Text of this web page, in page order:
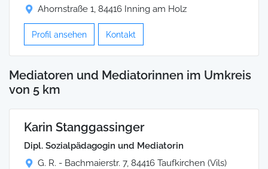
Ahornstraße 1, 84416 Inning am Holz
Profil ansehen Kontakt
Mediatoren und Mediatorinnen im Umkreis
von 5 km
Karin Stanggassinger
Dipl. Sozialpädagogin und Mediatorin
G. R. - Bachmaierstr. 7, 84416 Taufkirchen (Vils)